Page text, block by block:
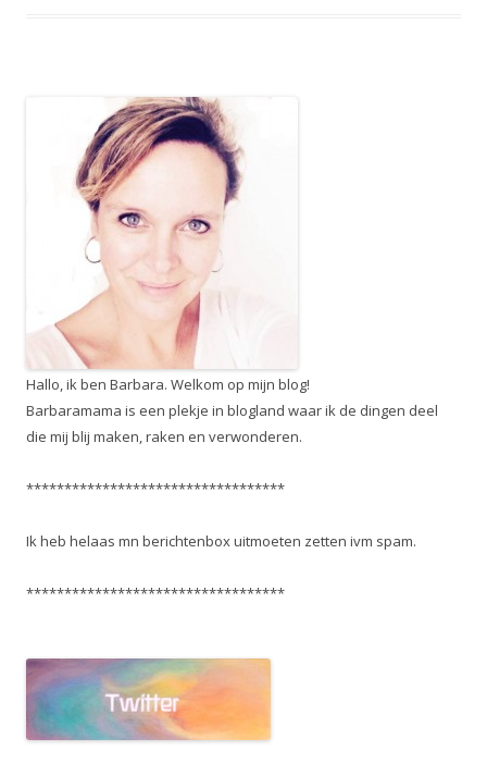
Hallo, ik ben Barbara. Welkom op mijn blog!
Barbaramama is een plekje in blogland waar ik de dingen deel
die mij blij maken, raken en verwonderen.
**********************************
Ik heb helaas mn berichtenbox uitmoeten zetten ivm spam.
**********************************